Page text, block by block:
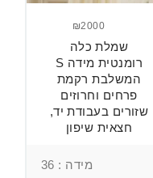
₪2000
שמלת כלה
רומנטית מידה S
המשלבת רקמת
פרחים וחרוזים
שזורים בעבודת יד,
חצאית שיפון
מידה : 36